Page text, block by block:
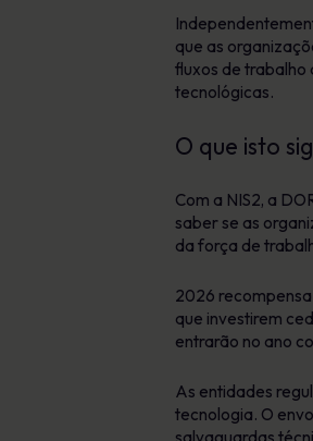
que as
fluxos de trabalho
tecnológicas.
O que isto
Com a NIS2, a
saber se as
da força de
2026
que investirem
entrarão no ano
As entidades
tecnologia. O